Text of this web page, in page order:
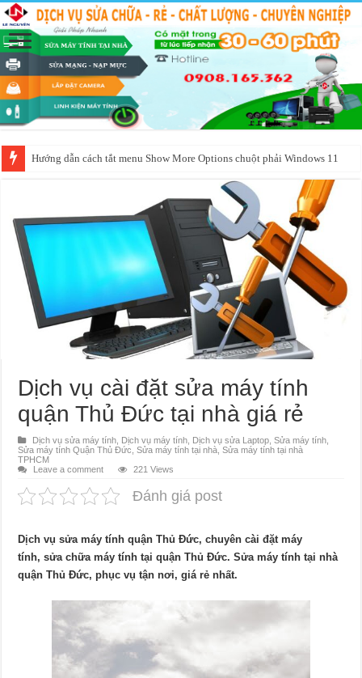
Hướng dẫn cách tắt menu Show More Options chuột phải Windows 11
Dịch vụ cài đặt sửa máy tính
quận Thủ Đức tại nhà giá rẻ
Dịch vụ sửa máy tính Dịch vụ máy tính Dịch vụ sửa Laptop ,Sửa máy tính
Sửa máy tính Quận Thủ Đức ,Sửa máy tính tại nhà ,Sửa máy tính tại nhà
TPHCM
Leave a comment
221 Views
Đánh giá post
Dịch vụ sửa máy tính quận Thủ Đức, chuyên cài đặt máy
tính, sửa chữa máy tính tại quận Thủ Đức. Sửa máy tính tại nhà
quận Thủ Đức, phục vụ tận nơi, giá rẻ nhất.